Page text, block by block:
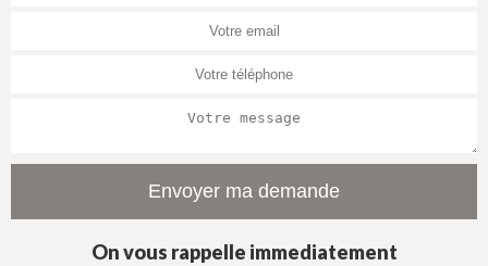
On vous rappelle immediatement